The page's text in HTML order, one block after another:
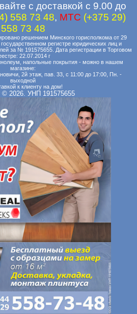
с доставкой с 9.00 до
558 73 48, MTC (+375 29)
558 73 48
решением Минского горисполкома от 29
регистре юридических лиц и
за № 191575655. Дата регистрации в Торговом
22.07.2014 г
напольные покрытия - можно в нашем
магазине:
2й этаж, пав. 33, с 11:00 до 17:00, Пн. -
выходной
к клиенту на дом!
© 2026. УНП 191575655